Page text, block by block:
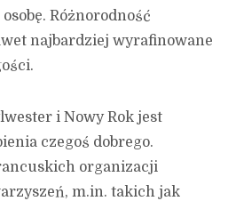
Różnorodność
najbardziej wyrafinowane
i Nowy Rok jest
czegoś dobrego.
organizacji
m.in. takich jak